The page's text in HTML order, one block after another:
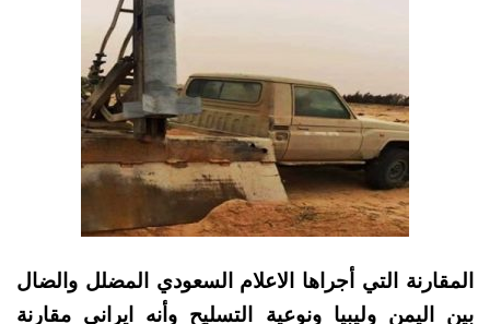
المقارنة التي أجراها الاعلام السعودي المضلل والضال
بين اليمن وليبيا ونوعية التسليح وأنه ايراني مقارنة